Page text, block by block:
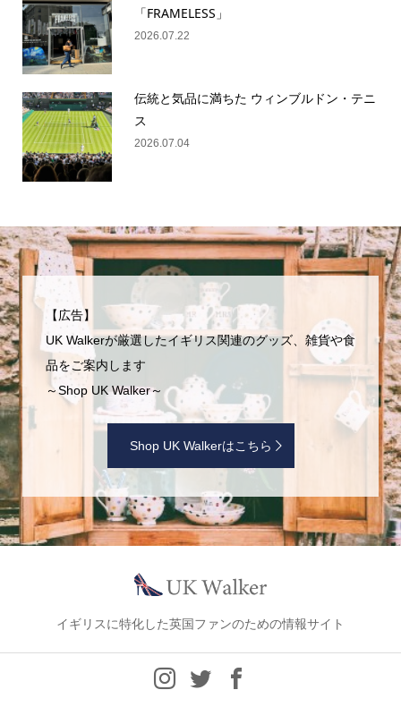
「FRAMELESS」
2026.07.22
伝統と気品に満ちた ウィンブルドン・テニ
ス
2026.07.04
【広告】
UK Walkerが厳選したイギリス関連のグッズ、雑貨や食
品をご案内します
～Shop UK Walker～
Shop UK Walkerはこちら
イギリスに特化した英国ファンのための情報サイト